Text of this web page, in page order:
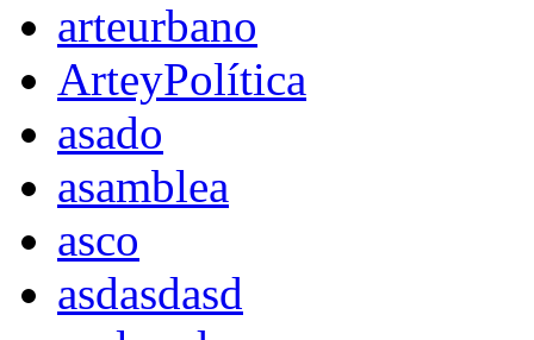
arteurbano
ArteyPolítica
asado
asamblea
asco
asdasdasd